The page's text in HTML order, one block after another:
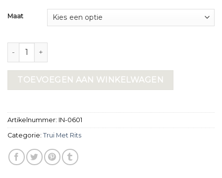
Maat
trui met rits aantal
TOEVOEGEN AAN WINKELWAGEN
Artikelnummer: IN-0601
Categorie: Trui Met Rits